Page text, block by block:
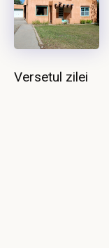
Versetul zilei